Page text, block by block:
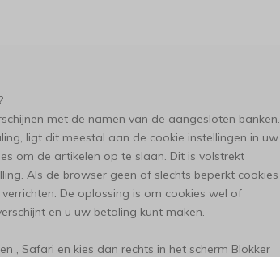
met de namen van de aangesloten banken.
ligt dit meestal aan de cookie instellingen in uw
om de artikelen op te slaan. Dit is volstrekt
Als de browser geen of slechts beperkt cookies
De oplossing is om cookies wel of
en u uw betaling kunt maken.
, Safari en kies dan rechts in het scherm Blokker